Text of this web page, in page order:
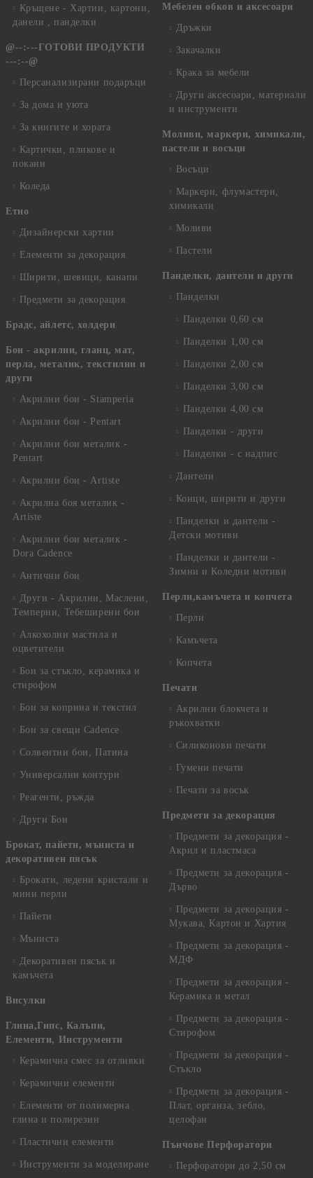
Кръщене - Хартии, картони,
данели , панделки
@--:---ГОТОВИ ПРОДУКТИ
---:--@
Персанализирани подаръци
За дома и уюта
За книгите и хората
Картички, пликове и
покани
Коледа
Етно
Дизайнерски хартии
Елементи за декорация
Ширити, шевици, канапи
Предмети за декорация
Брадс, айлетс, холдери
Бои - акрилни, гланц, мат,
перла, металик, текстилни и
други
Акрилни бои - Stamperia
Акрилни бои - Pentart
Акрилни бои металик -
Pentart
Акрилни бои - Artiste
Акрилна боя металик -
Artiste
Акрилни бои металик -
Dora Cadence
Антични бои
Други - Акрилни, Маслени,
Темперни, Тебеширени бои
Алкохолни мастила и
оцветители
Бои за стъкло, керамика и
стирофом
Бои за коприна и текстил
Бои за свещи Cadence
Солвентни бои, Патина
Универсални контури
Реагенти, ръжда
Други Бои
Брокат, пайети, мъниста и
декоративен пясък
Брокати, ледени кристали и
мини перли
Пайети
Мъниста
Декоративен пясък и
камъчета
Висулки
Глина,Гипс, Калъпи,
Елементи, Инструменти
Керамична смес за отливки
Керамични елементи
Елементи от полимерна
глина и полирезин
Пластични елементи
Инструменти за моделиране
Мебелен обков и аксесоари
Дръжки
Закачалки
Крака за мебели
Други аксесоари, материали
и инструменти
Моливи, маркери, химикали,
пастели и восъци
Восъци
Маркери, флумастери,
химикали
Моливи
Пастели
Панделки, дантели и други
Панделки
Панделки 0,60 см
Панделки 1,00 см
Панделки 2,00 см
Панделки 3,00 см
Панделки 4,00 см
Панделки - други
Панделки - с надпис
Дантели
Конци, ширити и други
Панделки и дантели -
Детски мотиви
Панделки и дантели -
Зимни и Коледни мотиви
Перли,камъчета и копчета
Перли
Камъчета
Копчета
Печати
Акрилни блокчета и
ръкохватки
Силиконови печати
Гумени печати
Печати за восък
Предмети за декорация
Предмети за декорация -
Акрил и пластмаса
Предмети за декорация -
Дърво
Предмети за декорация -
Мукава, Картон и Хартия
Предмети за декорация -
МДФ
Предмети за декорация -
Керамика и метал
Предмети за декорация -
Стирофом
Предмети за декорация -
Стъкло
Предмети за декорация -
Плат, органза, зебло,
целофан
Пънчове Перфоратори
Перфоратори до 2,50 см